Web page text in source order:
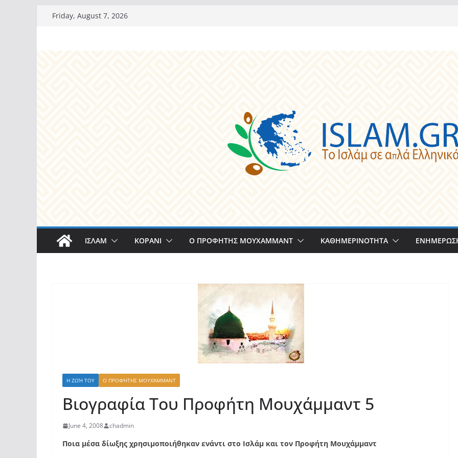
Friday, August 7, 2026
ΙΣΛΑΜ ΚΟΡΑΝΙ Ο ΠΡΟΦΗΤΗΣ ΜΟΥΧΑΜΜΑΝΤ ΚΑΘΗΜΕΡΙΝΟΤΗΤΑ
Η ΖΩΉ ΤΟΥ Ο ΠΡΟΦΉΤΗΣ ΜΟΥΧΆΜΜΑΝΤ
Βιογραφία Του Προφήτη Μουχάμμαντ 5
June 4, 2008 chadmin
Ποια μέσα δίωξης χρησιμοποιήθηκαν ενάντι στο Ισλάμ και τον Προφήτη Μουχάμμαντ